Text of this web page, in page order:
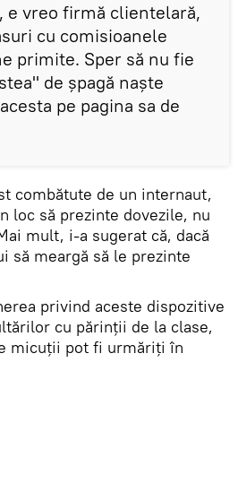
e vreo firmă clientelară,
cu comisioanele
primite. Sper să nu fie
de şpagă naşte
pe pagina sa de
combătute de un internaut,
loc să prezinte dovezile, nu
mult, i-a sugerat că, dacă
să meargă să le prezinte
privind aceste dispozitive
cu părinţii de la clase,
micuţii pot fi urmăriţi în